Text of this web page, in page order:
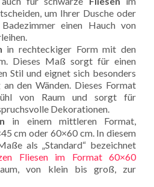
um Ihrer Dusche oder
einen Hauch von
in rechteckiger Form mit den
Dieses Maß sorgt für einen
Stil und eignet sich besonders
den Wänden. Dieses Format
von Raum und sorgt für
Dekorationen.
in einem mittleren Format,
cm oder 60×60 cm. In diesem
als „Standard“ bezeichnet
Fliesen im Format 60×60
von klein bis groß, zur